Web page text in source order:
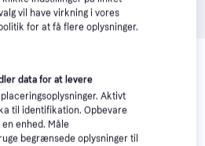
Emporio Stronger With You
Set 100 ml 15 ml er
lige nu hos 1 butik.
vil have virkning i vores
for at få flere oplysninger.
data for at levere
Aktivt
til identifikation. Opbevare
enhed. Måle
begrænsede oplysninger til